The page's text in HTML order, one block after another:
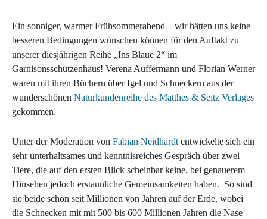
Ein sonniger, warmer Frühsommerabend – wir hätten uns keine
besseren Bedingungen wünschen können für den Auftakt zu
unserer diesjährigen Reihe „Ins Blaue 2“ im
Garnisonsschützenhaus! Verena Auffermann und Florian Werner
waren mit ihren Büchern über Igel und Schneckern aus der
wunderschönen Naturkundenreihe des Matthes & Seitz Verlages
gekommen.
Unter der Moderation von Fabian Neidhardt entwickelte sich ein
sehr unterhaltsames und kenntnisreiches Gespräch über zwei
Tiere, die auf den ersten Blick scheinbar keine, bei genauerem
Hinsehen jedoch erstaunliche Gemeinsamkeiten haben. So sind
sie beide schon seit Millionen von Jahren auf der Erde, wobei
die Schnecken mit mit 500 bis 600 Millionen Jahren die Nase